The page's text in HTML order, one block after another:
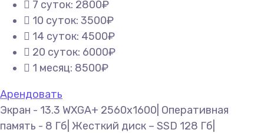
7 суток: 2800₽
10 суток: 3500₽
14 суток: 4500₽
20 суток: 6000₽
1 месяц: 8500₽
Арендовать
Экран - 13.3 WXGA+ 2560x1600| Оперативная
память - 8 Гб| Жесткий диск – SSD 128 Гб|